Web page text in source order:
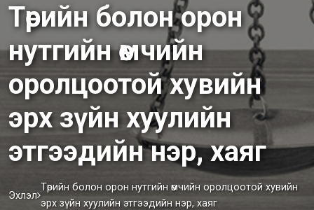
Төрийн болон орон
нутгийн өмчийн
оролцоотой хувийн
эрх зүйн хуулийн
этгээдийн нэр, хаяг
Эхлэл
Төрийн болон орон нутгийн өмчийн оролцоотой хувийн
эрх зүйн хуулийн этгээдийн нэр, хаяг